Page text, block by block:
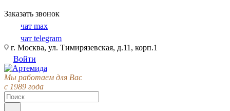
Заказать звонок
чат max
чат telegram
г. Москва, ул. Тимирязевская, д.11, корп.1
Войти
Мы работаем для Вас
с 1989 года